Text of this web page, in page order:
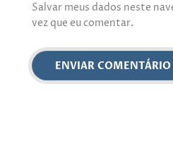
Salvar meus dados neste
vez que eu comentar.